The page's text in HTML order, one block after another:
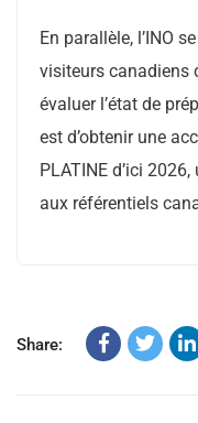
En parallèle, l’INO
visiteurs canadiens
évaluer l’état de
est d’obtenir une
PLATINE d’ici
aux référentiels
Share: